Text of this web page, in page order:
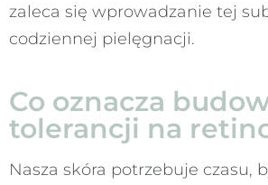
zaleca się wprowadzanie tej
codziennej pielęgnacji.
Co oznacza
tolerancji na
Nasza skóra potrzebuje czasu,